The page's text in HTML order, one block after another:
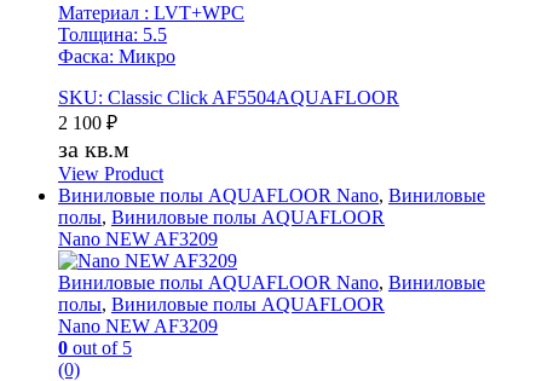
Материал : LVT+WPC
Толщина: 5.5
Фаска: Микро
SKU: Classic Click AF5504AQUAFLOOR
2 100 ₽
за кв.м
View Product
Виниловые полы AQUAFLOOR Nano, Виниловые
полы, Виниловые полы AQUAFLOOR
Nano NEW AF3209
Виниловые полы AQUAFLOOR Nano, Виниловые
полы, Виниловые полы AQUAFLOOR
Nano NEW AF3209
0 out of 5
(0)